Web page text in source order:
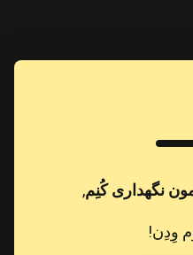
نگهداری کُنِم,
وِدِن!